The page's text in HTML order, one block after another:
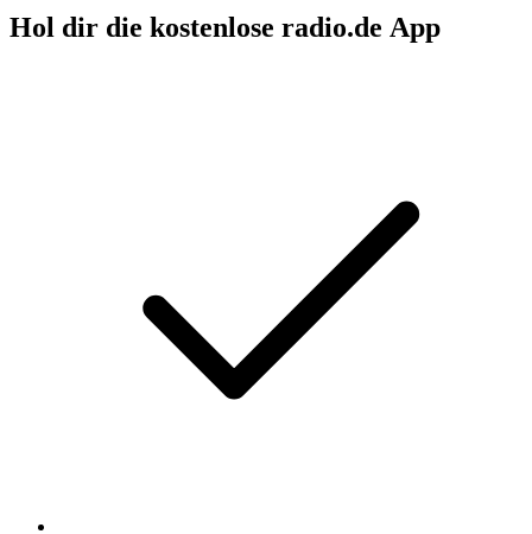
Hol dir die kostenlose radio.de App